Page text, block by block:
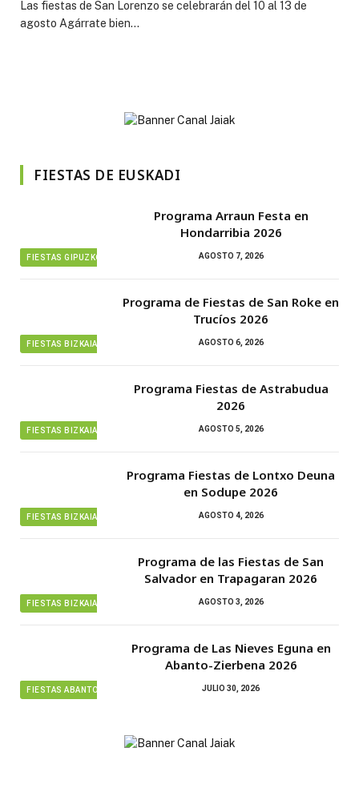
Las fiestas de San Lorenzo se celebrarán del 10 al 13 de
agosto Agárrate bien…
FIESTAS DE EUSKADI
FIESTAS GIPUZKOA
Programa Arraun Festa en
Hondarribia 2026
AGOSTO 7, 2026
FIESTAS BIZKAIA
Programa de Fiestas de San Roke en
Trucíos 2026
AGOSTO 6, 2026
FIESTAS BIZKAIA
Programa Fiestas de Astrabudua
2026
AGOSTO 5, 2026
FIESTAS BIZKAIA
Programa Fiestas de Lontxo Deuna
en Sodupe 2026
AGOSTO 4, 2026
FIESTAS BIZKAIA
Programa de las Fiestas de San
Salvador en Trapagaran 2026
AGOSTO 3, 2026
FIESTAS ABANTO ZIERBENA
Programa de Las Nieves Eguna en
Abanto-Zierbena 2026
JULIO 30, 2026